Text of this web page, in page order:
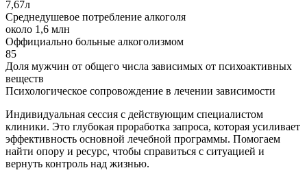
7,67л
Среднедушевое потребление алкоголя
около 1,6 млн
Оффициально больные алкоголизмом
85
Доля мужчин от общего числа зависимых от психоактивных
веществ
Психологическое сопровождение в лечении зависимости
Индивидуальная сессия с действующим специалистом
клиники. Это глубокая проработка запроса, которая усиливает
эффективность основной лечебной программы. Помогаем
найти опору и ресурс, чтобы справиться с ситуацией и
вернуть контроль над жизнью.